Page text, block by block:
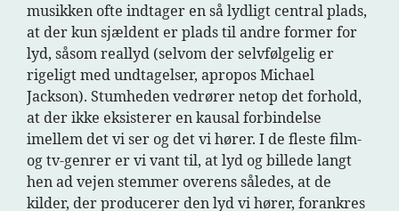
musikken ofte indtager en så lydligt central plads,
at der kun sjældent er plads til andre former for
lyd, såsom reallyd (selvom der selvfølgelig er
rigeligt med undtagelser, apropos Michael
Jackson). Stumheden vedrører netop det forhold,
at der ikke eksisterer en kausal forbindelse
imellem det vi ser og det vi hører. I de fleste film-
og tv-genrer er vi vant til, at lyd og billede langt
hen ad vejen stemmer overens således, at de
kilder, der producerer den lyd vi hører, forankres